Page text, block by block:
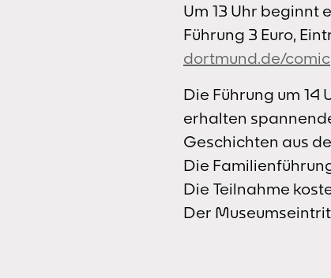
Um 13 Uhr beginnt
Führung 3 Euro,
dortmund.de/comic
Die Führung um 14
erhalten
Geschichten aus
Die
Die Teilnahme
Der